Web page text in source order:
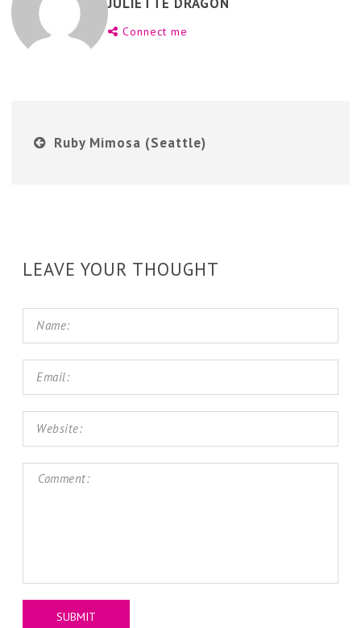
Connect me
Ruby Mimosa (Seattle)
LEAVE YOUR THOUGHT